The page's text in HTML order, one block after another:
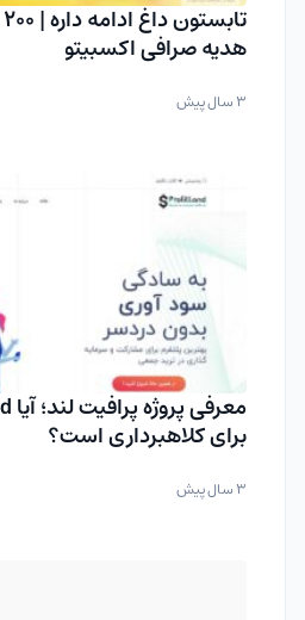
هدیه صرافی اکسبیتو
3 سال پیش
برای کلاهبرداری است؟
3 سال پیش